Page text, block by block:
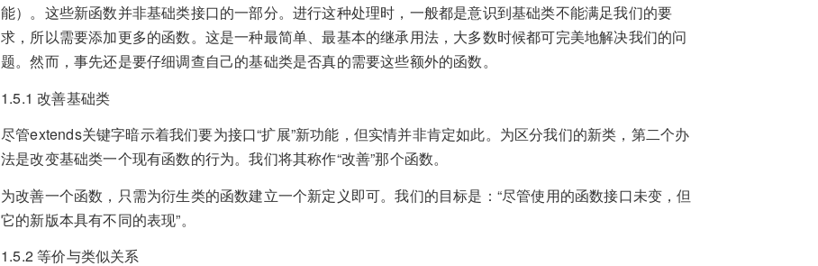
能）。这些新函数并非基础类接口的一部分。进行这种处理时，一般都是意识到基础类不能满足我们的要
求，所以需要添加更多的函数。这是一种最简单、最基本的继承用法，大多数时候都可完美地解决我们的问
题。然而，事先还是要仔细调查自己的基础类是否真的需要这些额外的函数。
1.5.1 改善基础类
尽管extends关键字暗示着我们要为接口“扩展”新功能，但实情并非肯定如此。为区分我们的新类，第二个办
法是改变基础类一个现有函数的行为。我们将其称作“改善”那个函数。
为改善一个函数，只需为衍生类的函数建立一个新定义即可。我们的目标是：“尽管使用的函数接口未变，但
它的新版本具有不同的表现”。
1.5.2 等价与类似关系